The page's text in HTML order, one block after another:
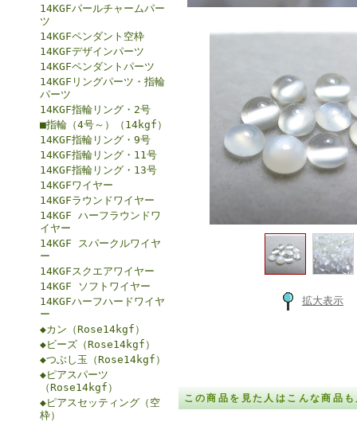
14KGFパールチャームパー
ツ
14KGFペンダント空枠
14KGFデザインパーツ
14KGFペンダントパーツ
14KGFリングパーツ・指輪
パーツ
14KGF指輪リング・2号
■指輪（4号～）（14kgf）
14KGF指輪リング・9号
14KGF指輪リング・11号
14KGF指輪リング・13号
14KGFワイヤー
14KGFラウンドワイヤー
14KGF ハーフラウンドワ
イヤー
14KGF スパークルワイヤ
ー
14KGFスクエアワイヤー
14KGF ソフトワイヤー
14KGFハーフハードワイヤ
ー
◆カン（Rose14kgf）
◆ビーズ（Rose14kgf）
◆つぶし玉（Rose14kgf）
◆ピアスパーツ
（Rose14kgf）
◆ピアスセッティング（空
枠）
拡大表示
この商品を見た人はこんな商品